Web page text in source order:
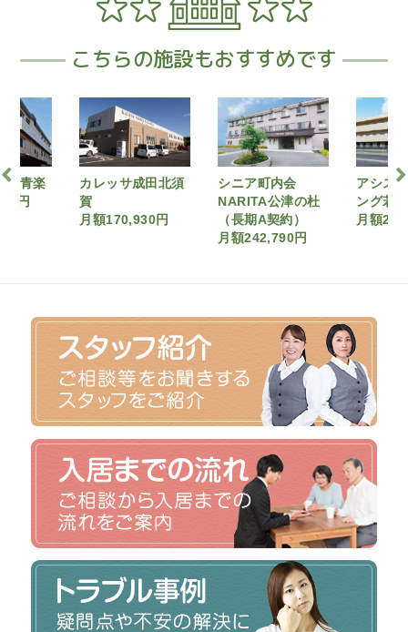
こちらの施設もおすすめです
の青楽
円
カレッサ成田北須
賀
月額170,930円
シニア町内会
NARITA公津の杜
（長期A契約）
月額242,790円
アシス
ング若
月額